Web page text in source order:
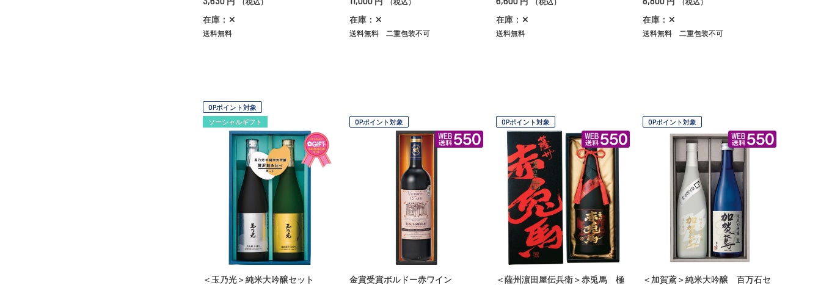
在庫：✕
送料無料
在庫：✕
送料無料 二重包装不可
在庫：✕
送料無料
在庫：✕
送料無料 二重包装不可
OPポイント対象
ソーシャルギフト
＜玉乃光＞純米大吟醸セット
OPポイント対象
金賞受賞ボルドー赤ワイン
OPポイント対象
＜薩州濵田屋伝兵衛＞赤兎馬 極
OPポイント対象
＜加賀鳶＞純米大吟醸 百万石セ